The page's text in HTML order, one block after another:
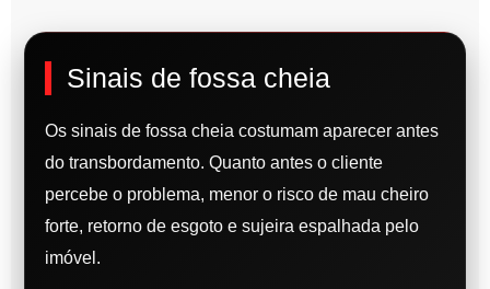
Sinais de fossa cheia
Os sinais de fossa cheia costumam aparecer antes
do transbordamento. Quanto antes o cliente
percebe o problema, menor o risco de mau cheiro
forte, retorno de esgoto e sujeira espalhada pelo
imóvel.